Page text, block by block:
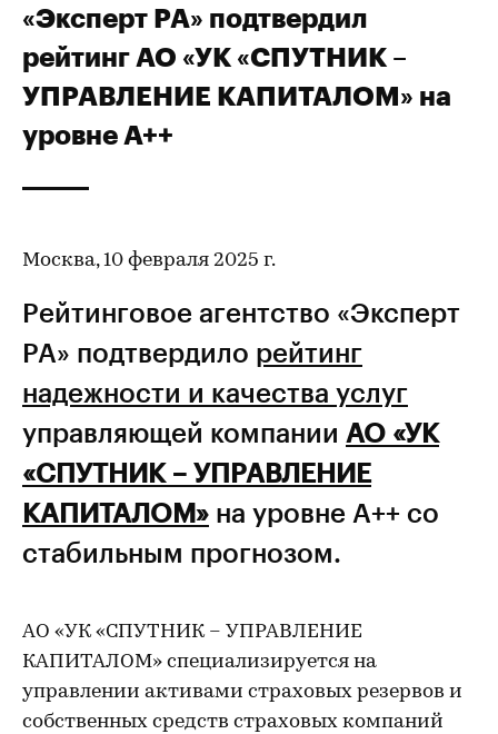
«Эксперт РА» подтвердил
рейтинг АО «УК «СПУТНИК –
УПРАВЛЕНИЕ КАПИТАЛОМ» на
уровне А++
Москва, 10 февраля 2025 г.
Рейтинговое агентство «Эксперт
РА» подтвердило рейтинг
надежности и качества услуг
управляющей компании АО «УК
«СПУТНИК – УПРАВЛЕНИЕ
КАПИТАЛОМ» на уровне А++ со
стабильным прогнозом.
АО «УК «СПУТНИК – УПРАВЛЕНИЕ
КАПИТАЛОМ» специализируется на
управлении активами страховых резервов и
собственных средств страховых компаний